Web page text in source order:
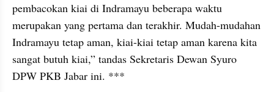
pembacokan kiai di Indramayu beberapa waktu
merupakan yang pertama dan terakhir. Mudah-mudahan
Indramayu tetap aman, kiai-kiai tetap aman karena kita
sangat butuh kiai,” tandas Sekretaris Dewan Syuro
DPW PKB Jabar ini. ***